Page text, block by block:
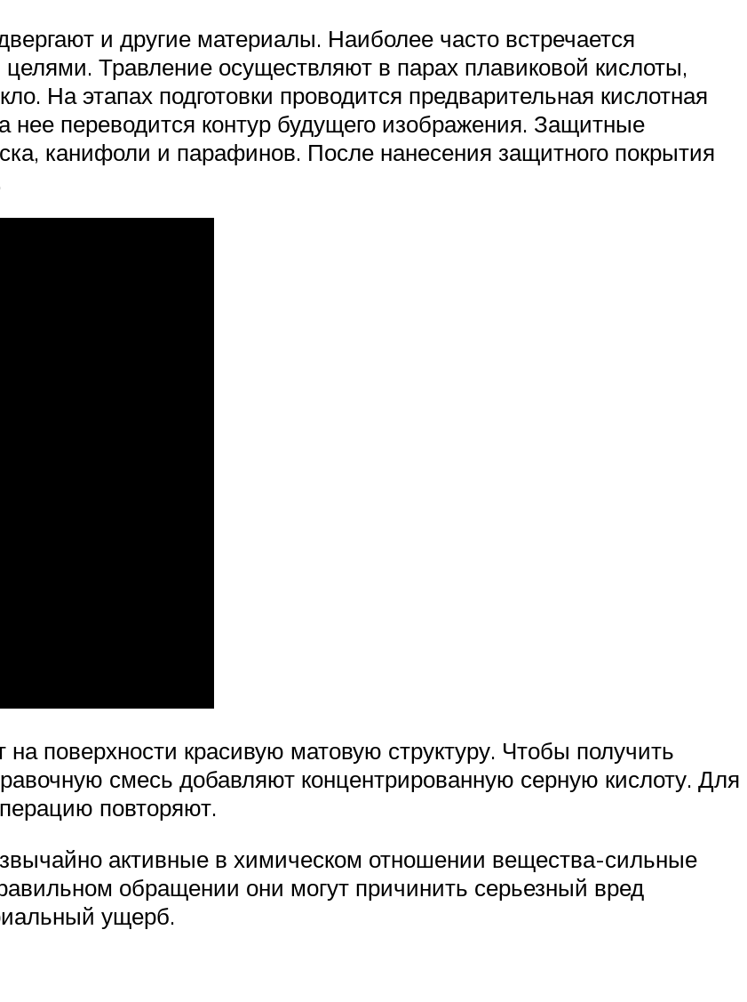
и другие материалы. Наиболее часто встречается
Травление осуществляют в парах плавиковой кислоты,
На этапах подготовки проводится предварительная кислотная
нее переводится контур будущего изображения. Защитные
канифоли и парафинов. После нанесения защитного покрытия
поверхности красивую матовую структуру. Чтобы получить
смесь добавляют концентрированную серную кислоту. Для
повторяют.
активные в химическом отношении вещества-сильные
обращении они могут причинить серьезный вред
ущерб.